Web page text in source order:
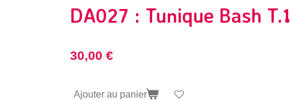
DA027 : Tunique Bash T.1
30,00 €
Ajouter au panier